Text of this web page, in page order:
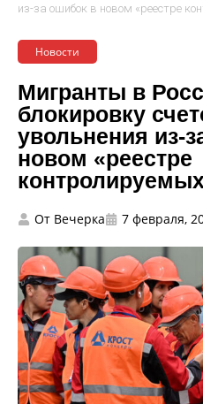
из-за ошибок в новом «реестре
Новости
Мигранты в
блокировку
увольнения из-
новом «реестре
От Вечерка 7 февраля,